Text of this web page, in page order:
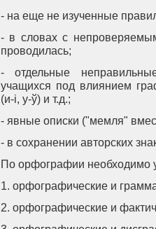
- на еще не изученные
- в словах с
проводилась;
- отдельные
учащихся под влиянием
(и-i, у-ў) и т.д.;
- явные описки ("мемля"
- в сохранении авторских
По орфографии необходимо
1. орфографические и
2. орфографические и